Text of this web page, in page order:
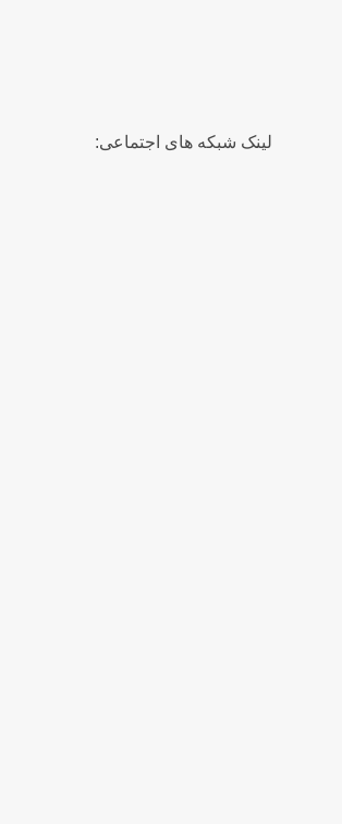
لینک شبکه های اجتماعی: